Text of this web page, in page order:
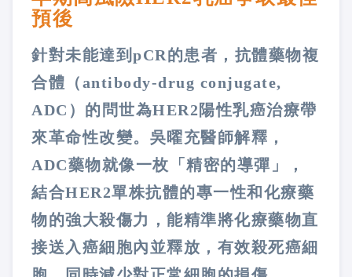
預後
針對未能達到pCR的患者，抗體藥物複
合體（antibody-drug conjugate,
ADC）的問世為HER2陽性乳癌治療帶
來革命性改變。吳曜充醫師解釋，
ADC藥物就像一枚「精密的導彈」，
結合HER2單株抗體的專一性和化療藥
物的強大殺傷力，能精準將化療藥物直
接送入癌細胞內並釋放，有效殺死癌細